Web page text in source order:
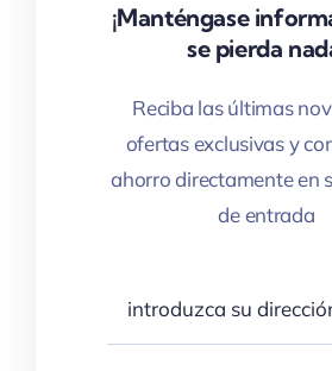
¡Manténgase
se pierda
Reciba las últimas
ofertas exclusivas y
ahorro directamente en
de entrada